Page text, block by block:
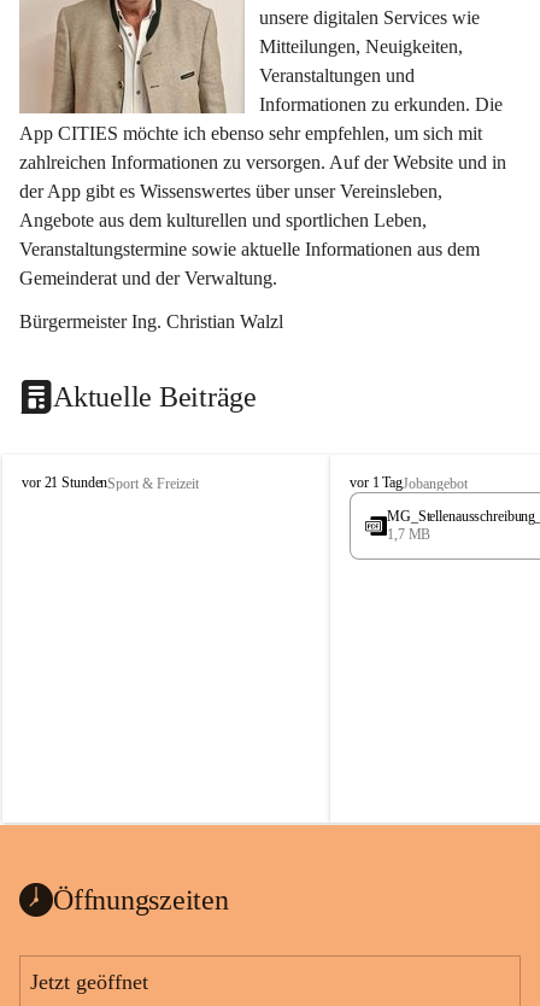
unsere digitalen Services wie
Mitteilungen, Neuigkeiten,
Veranstaltungen und
Informationen zu erkunden. Die
App CITIES möchte ich ebenso sehr empfehlen, um sich mit
zahlreichen Informationen zu versorgen. Auf der Website und in
der App gibt es Wissenswertes über unser Vereinsleben,
Angebote aus dem kulturellen und sportlichen Leben,
Veranstaltungstermine sowie aktuelle Informationen aus dem
Gemeinderat und der Verwaltung.
Bürgermeister Ing. Christian Walzl
Aktuelle Beiträge
S
vor 21 StundenSport & Freizeit
S
t
s
vor 1 TagJobangebot
1,7 MB
Öffnungszeiten
Jetzt geöffnet